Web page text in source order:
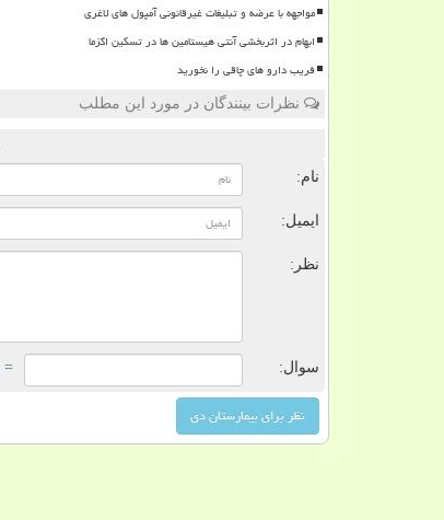
مواجهه با عرضه و تبلیغات غیرقانونی آمپول های لاغری
ابهام در اثربخشی آنتی هیستامین ها در تسکین اگزما
فریب دارو های چاقی را نخورید
نظرات بینندگان در مورد این مطلب
نام:
ایمیل:
نظر:
سوال: = ۷ بعلاوه ۳